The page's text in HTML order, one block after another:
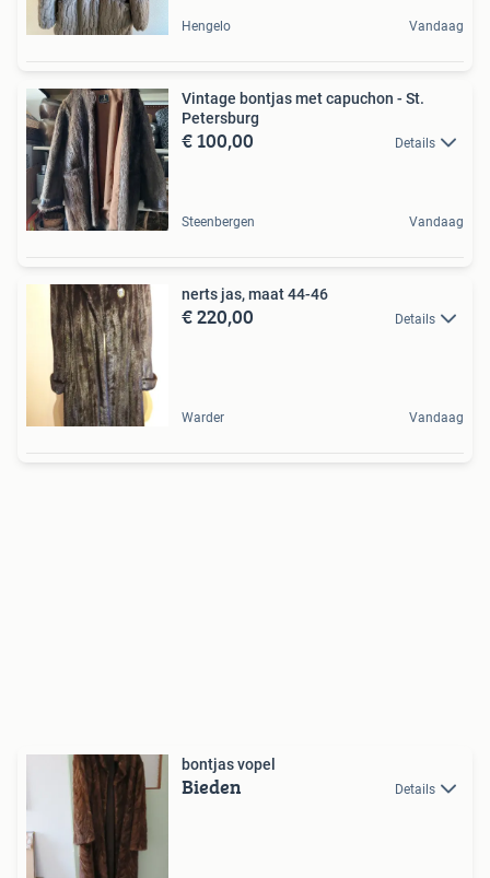
Hengelo Vandaag
Vintage bontjas met capuchon - St.
Petersburg
€ 100,00 Details
Steenbergen Vandaag
nerts jas, maat 44-46
€ 220,00 Details
Warder Vandaag
bontjas vopel
Bieden Details